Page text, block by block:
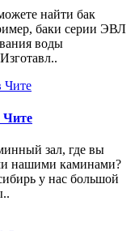
найти бак
баки серии ЭВЛ
воды
зал, где вы
нашими каминами?
у нас большой